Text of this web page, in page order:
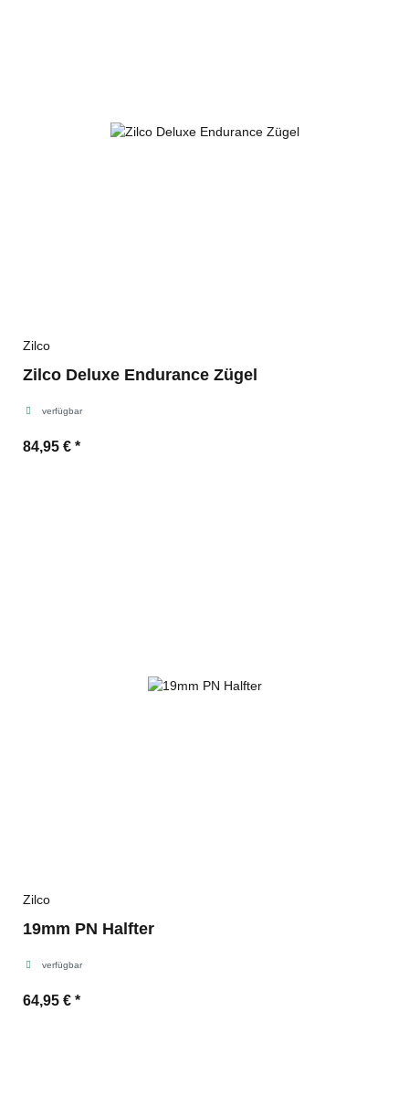
Zilco
Zilco Deluxe Endurance Zügel
verfügbar
84,95 € *
Zilco
19mm PN Halfter
verfügbar
64,95 € *